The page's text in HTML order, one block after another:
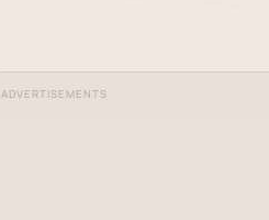
ADVERTISEMENTS